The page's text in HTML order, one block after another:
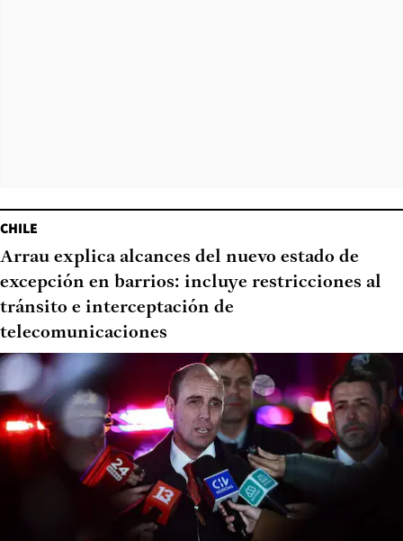
CHILE
Arrau explica alcances del nuevo estado de
excepción en barrios: incluye restricciones al
tránsito e interceptación de
telecomunicaciones